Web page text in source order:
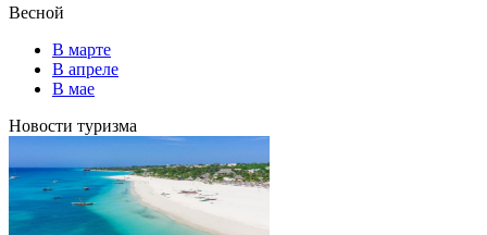
Весной
В марте
В апреле
В мае
Новости туризма